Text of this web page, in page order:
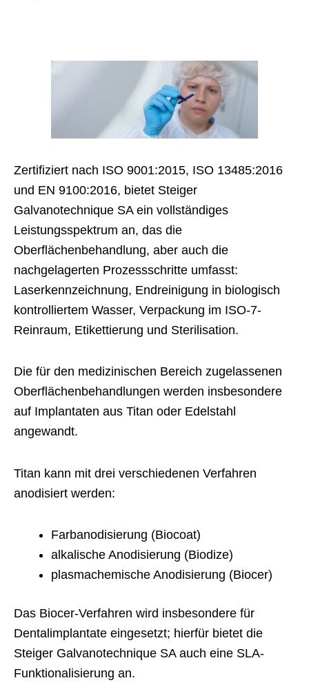
Zertifiziert nach ISO 9001:2015, ISO 13485:2016
und EN 9100:2016, bietet Steiger
Galvanotechnique SA ein vollständiges
Leistungsspektrum an, das die
Oberflächenbehandlung, aber auch die
nachgelagerten Prozessschritte umfasst:
Laserkennzeichnung, Endreinigung in biologisch
kontrolliertem Wasser, Verpackung im ISO-7-
Reinraum, Etikettierung und Sterilisation.
Die für den medizinischen Bereich zugelassenen
Oberflächenbehandlungen werden insbesondere
auf Implantaten aus Titan oder Edelstahl
angewandt.
Titan kann mit drei verschiedenen Verfahren
anodisiert werden:
Farbanodisierung (Biocoat)
alkalische Anodisierung (Biodize)
plasmachemische Anodisierung (Biocer)
Das Biocer-Verfahren wird insbesondere für
Dentalimplantate eingesetzt; hierfür bietet die
Steiger Galvanotechnique SA auch eine SLA-
Funktionalisierung an.